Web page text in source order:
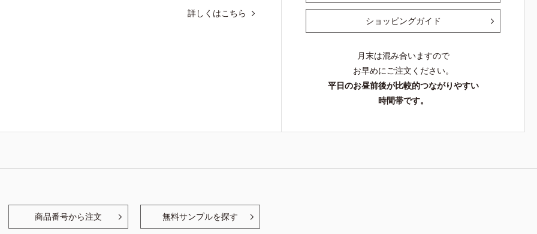
詳しくはこちら
ショッピングガイド
月末は混み合いますので
お早めにご注文ください。
平日のお昼前後が比較的つながりやすい
時間帯です。
商品番号から注文 無料サンプルを探す